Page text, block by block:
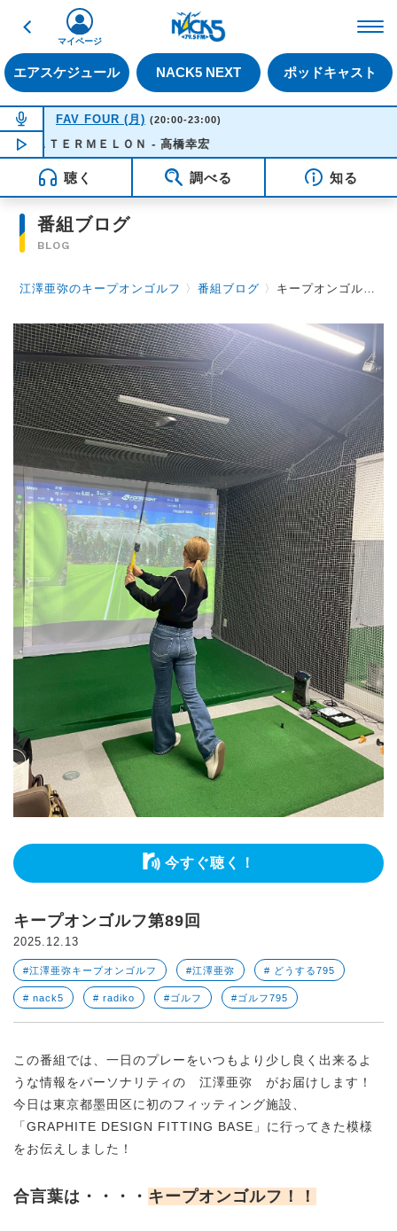
戻る
エアスケジュール NACK5 NEXT ポッドキャスト
マイページ
NOW ON AIR
FAV FOUR (月) (20:00-23:00)
NOW PLAYING 21:29
ＡＴＥＲＭＥＬＯＮ - 高橋幸宏
聴く 調べる 知る
番組ブログ
BLOG
江澤亜弥のキープオンゴルフ 〉番組ブログ 〉 キープオンゴルフ第89回
今すぐ聴く！
キープオンゴルフ第89回
2025.12.13
#江澤亜弥キープオンゴルフ #江澤亜弥 # どうする795
# nack5 # radiko #ゴルフ #ゴルフ795
この番組では、一日のプレーをいつもより少し良く出来るよ
うな情報をパーソナリティの 江澤亜弥 がお届けします！
今日は東京都墨田区に初のフィッティング施設、
「GRAPHITE DESIGN FITTING BASE」に行ってきた模様
をお伝えしました！
合言葉は・・・・ キープオンゴルフ！！